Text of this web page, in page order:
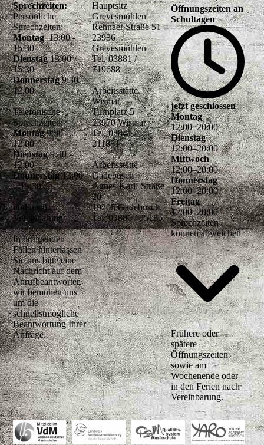
Sprechzeiten:
Persönliche
Sprechzeiten:
Montag13:00 -
15:30
Dienstag13:00 –
15:30
Donnerstag9:30 –
12.00
Telefonische
Sprechzeiten:
Montag9:30 –
12:00
Dienstag9:30 –
12:00
Donnerstag13:00
– 15:30
und nach
Vereinbarung
In dringenden
Fällen hinterlassen
Sie uns bitte eine
Nachricht auf dem
Anrufbeantworter,
wir bemühen uns
um die
schnellstmögliche
Beantwortung Ihrer
Anfrage.
Hauptsitz
Grevesmühlen
Rehnaer Straße 51
23936
Grevesmühlen
Tel. 03881 /
719688
Arbeitsstätte
Wismar
Turnplatz 5
23970 Wismar
Tel. 03841 /
211881
Arbeitsstätte
Gadebusch
Agnes-Karll-Straße
20
19205 Gadebusch
Tel. 03886 / 35185
Öffnungszeiten an
Schultagen
jetzt geschlossen
Montag
12:00–20:00
Dienstag
12:00–20:00
Mittwoch
12:00–20:00
Donnerstag
12:00–20:00
Freitag
12:00–20:00
Sprechzeiten
können abweichen
Frühere oder
spätere
Öffnungszeiten
sowie am
Wochenende oder
in den Ferien nach
Vereinbarung.